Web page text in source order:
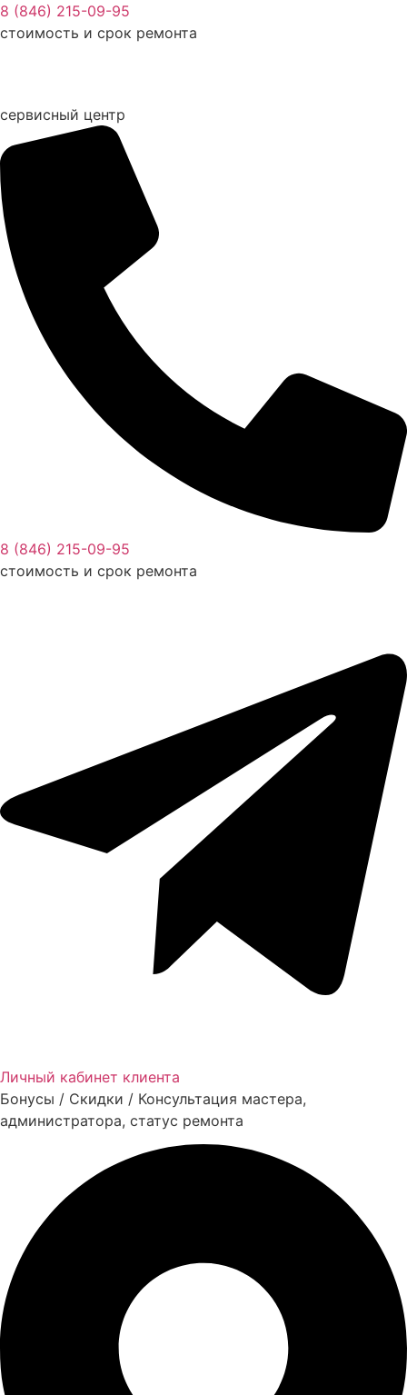
Перейти
к
8 (846) 215-09-95
стоимость и срок ремонта
сервисный центр
8 (846) 215-09-95
стоимость и срок ремонта
Личный кабинет клиента
Бонусы / Скидки / Консультация мастера,
администратора, статус ремонта